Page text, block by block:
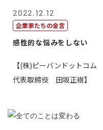
2022.12.12
企業家たちの金言
感性的な悩みをしない
【(株)ピーバンドットコム
代表取締役 田坂正樹】